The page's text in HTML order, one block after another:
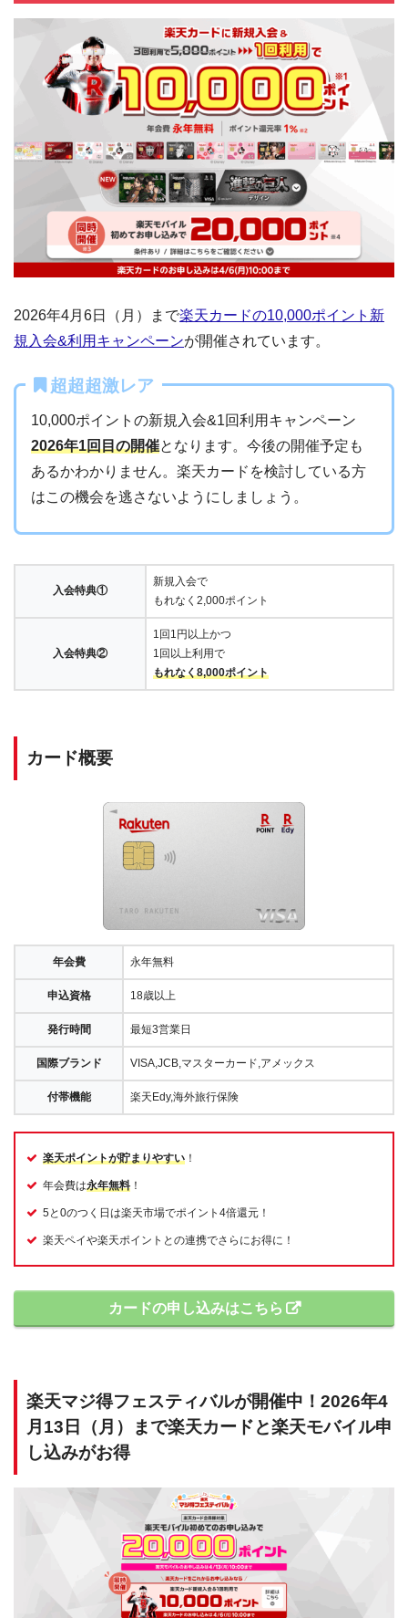
2026年4月6日（月）まで楽天カードの10,000ポイント新
規入会&利用キャンペーンが開催されています。
超超超激レア
10,000ポイントの新規入会&1回利用キャンペーン
2026年1回目の開催となります。今後の開催予定も
あるかわかりません。楽天カードを検討している方
はこの機会を逃さないようにしましょう。
入会特典①
新規入会で
もれなく2,000ポイント
入会特典②
1回1円以上かつ
1回以上利用で
もれなく8,000ポイント
カード概要
年会費 永年無料
申込資格 18歳以上
発行時間 最短3営業日
国際ブランド VISA,JCB,マスターカード,アメックス
付帯機能 楽天Edy,海外旅行保険
楽天ポイントが貯まりやすい ！
年会費は永年無料 ！
5と0のつく日は楽天市場でポイント4倍還元！
楽天ペイや楽天ポイントとの連携でさらにお得に！
カードの申し込みはこちら
楽天マジ得フェスティバルが開催中！2026年4
月13日（月）まで楽天カードと楽天モバイル申
し込みがお得